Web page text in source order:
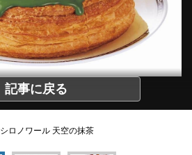
記事に戻る
シロノワール 天空の抹茶